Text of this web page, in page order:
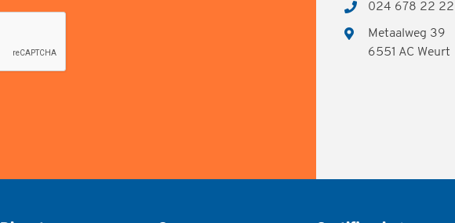
024 678 22 22
Metaalweg 39
6551 AC Weurt